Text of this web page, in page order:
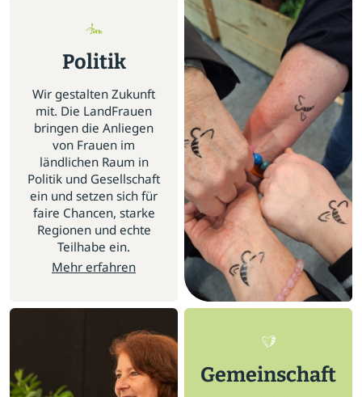
Politik
Wir gestalten Zukunft
mit. Die LandFrauen
bringen die Anliegen
von Frauen im
ländlichen Raum in
Politik und Gesellschaft
ein und setzen sich für
faire Chancen, starke
Regionen und echte
Teilhabe ein.
Mehr erfahren
Gemeinschaft